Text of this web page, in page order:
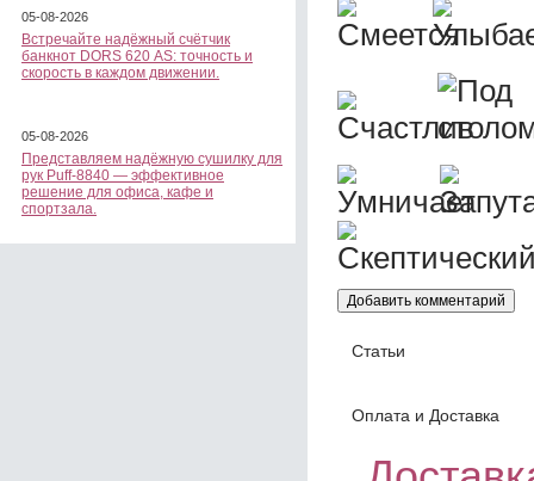
05-08-2026
Встречайте надёжный счётчик
банкнот DORS 620 АS: точность и
скорость в каждом движении.
05-08-2026
Представляем надёжную сушилку для
рук Puff-8840 — эффективное
решение для офиса, кафе и
спортзала.
Статьи
Оплата и Доставка